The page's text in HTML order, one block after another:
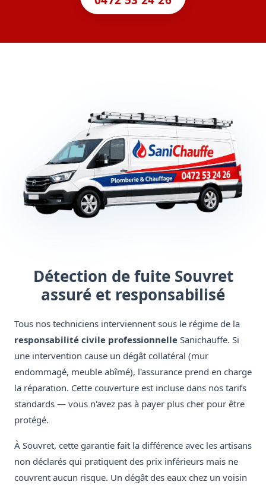
Détection de fuite Souvret
assuré et responsabilisé
Tous nos techniciens interviennent sous le régime de la
responsabilité civile professionnelle Sanichauffe. Si
une intervention cause un dégât collatéral (mur
endommagé, meuble abîmé), l'assurance prend en charge
la réparation. Cette couverture est incluse dans nos tarifs
standards — vous n'avez pas à payer plus cher pour être
protégé.
À Souvret, cette garantie fait la différence avec les artisans
non déclarés qui pratiquent des prix inférieurs mais ne
couvrent aucun risque. Un dégât des eaux chez un voisin